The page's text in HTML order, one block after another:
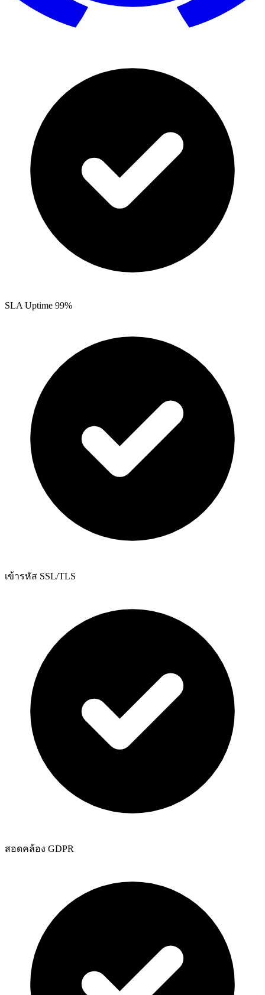
SLA Uptime 99%
เข้ารหัส SSL/TLS
สอดคล้อง GDPR